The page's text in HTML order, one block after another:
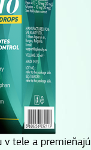
v tele a premieňajú